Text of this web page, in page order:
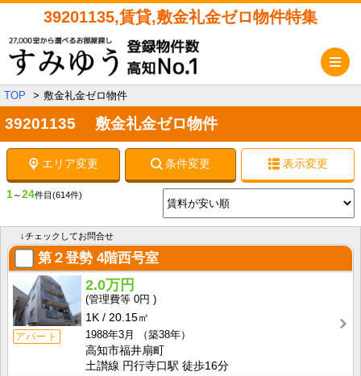
39201135,賃貸,敷金礼金ゼロ物件特集
TOP 敷金礼金ゼロ物件
39201135 敷金礼金ゼロ物件
エリア変更 条件変更 表示変更
1～24件目 (614件)
↓チェックしてお問合せ
第２登勢 4階西号室
アパート
2.0万円
0円
1K
20.15㎡
1988年3月
（築38年）
高知市福井扇町
土讃線 円行寺口駅 徒歩16分